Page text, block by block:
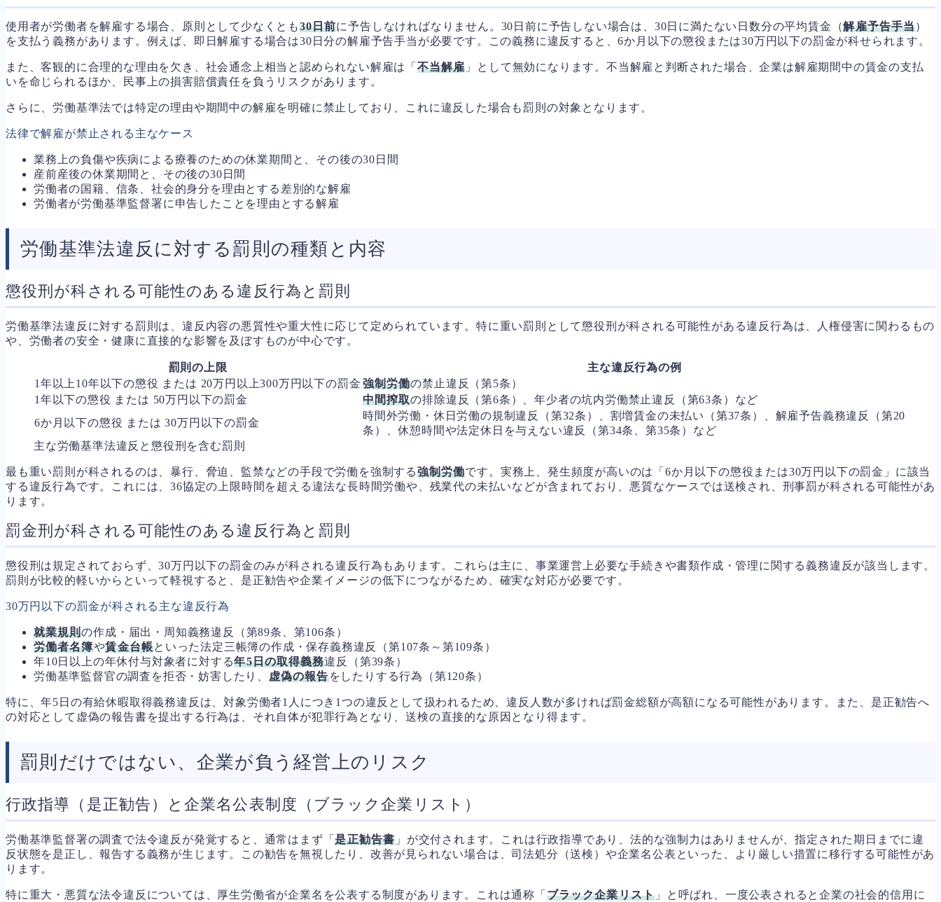
使用者が労働者を解雇する場合、原則として少なくとも30日前に予告しなければなりません。30日前に予告しない場合は、30日に満たない日数分の平均賃金（解雇予告手当）
を支払う義務があります。例えば、即日解雇する場合は30日分の解雇予告手当が必要です。この義務に違反すると、6か月以下の懲役または30万円以下の罰金が科せられます。
また、客観的に合理的な理由を欠き、社会通念上相当と認められない解雇は「 不当解雇 」として無効になります。不当解雇と判断された場合、企業は解雇期間中の賃金の支払
いを命じられるほか、民事上の損害賠償責任を負うリスクがあります。
さらに、労働基準法では特定の理由や期間中の解雇を明確に禁止しており、これに違反した場合も罰則の対象となります。
法律で解雇が禁止される主なケース
業務上の負傷や疾病による療養のための休業期間と、その後の30日間
産前産後の休業期間と、その後の30日間
労働者の国籍、信条、社会的身分を理由とする差別的な解雇
労働者が労働基準監督署に申告したことを理由とする解雇
労働基準法違反に対する罰則の種類と内容
懲役刑が科される可能性のある違反行為と罰則
労働基準法違反に対する罰則は、違反内容の悪質性や重大性に応じて定められています。特に重い罰則として懲役刑が科される可能性がある違反行為は、人権侵害に関わるもの
や、労働者の安全・健康に直接的な影響を及ぼすものが中心です。
罰則の上限
主な違反行為の例
1年以上10年以下の懲役 または 20万円以上300万円以下の罰金 強制労働の禁止違反（第5条）
1年以下の懲役 または 50万円以下の罰金
中間搾取の排除違反（第6条）、年少者の坑内労働禁止違反（第63条）など
6か月以下の懲役 または 30万円以下の罰金
時間外労働・休日労働の規制違反（第32条）、割増賃金の未払い（第37条）、解雇予告義務違反（第20
条）、休憩時間や法定休日を与えない違反（第34条、第35条）など
主な労働基準法違反と懲役刑を含む罰則
最も重い罰則が科されるのは、暴行、脅迫、監禁などの手段で労働を強制する強制労働です。実務上、発生頻度が高いのは「6か月以下の懲役または30万円以下の罰金」に該当
する違反行為です。これには、36協定の上限時間を超える違法な長時間労働や、残業代の未払いなどが含まれており、悪質なケースでは送検され、刑事罰が科される可能性があ
ります。
罰金刑が科される可能性のある違反行為と罰則
懲役刑は規定されておらず、30万円以下の罰金のみが科される違反行為もあります。これらは主に、事業運営上必要な手続きや書類作成・管理に関する義務違反が該当します。
罰則が比較的軽いからといって軽視すると、是正勧告や企業イメージの低下につながるため、確実な対応が必要です。
30万円以下の罰金が科される主な違反行為
就業規則の作成・届出・周知義務違反（第89条、第106条）
労働者名簿や賃金台帳といった法定三帳簿の作成・保存義務違反（第107条～第109条）
年10日以上の年休付与対象者に対する年5日の取得義務違反（第39条）
労働基準監督官の調査を拒否・妨害したり、 虚偽の報告をしたりする行為（第120条）
特に、年5日の有給休暇取得義務違反は、対象労働者1人につき1つの違反として扱われるため、違反人数が多ければ罰金総額が高額になる可能性があります。また、是正勧告へ
の対応として虚偽の報告書を提出する行為は、それ自体が犯罪行為となり、送検の直接的な原因となり得ます。
罰則だけではない、企業が負う経営上のリスク
行政指導（是正勧告）と企業名公表制度（ブラック企業リスト）
労働基準監督署の調査で法令違反が発覚すると、通常はまず「是正勧告書 」が交付されます。これは行政指導であり、法的な強制力はありませんが、指定された期日までに違
反状態を是正し、報告する義務が生じます。この勧告を無視したり、改善が見られない場合は、司法処分（送検）や企業名公表といった、より厳しい措置に移行する可能性があ
ります。
特に重大・悪質な法令違反については、厚生労働省が企業名を公表する制度があります。これは通称「 ブラック企業リスト」と呼ばれ、一度公表されると企業の社会的信用に